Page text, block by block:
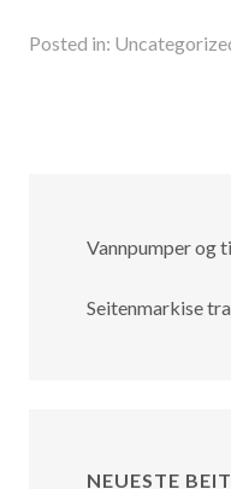
Posted in:
Vannpumper og
Seitenmarkise
NEUESTE